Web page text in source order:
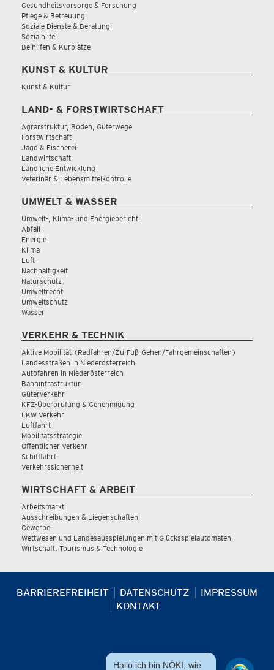
Gesundheitsvorsorge & Forschung
Pflege & Betreuung
Soziale Dienste & Beratung
Sozialhilfe
Beihilfen & Kurplätze
KUNST & KULTUR
Kunst & Kultur
LAND- & FORSTWIRTSCHAFT
Agrarstruktur, Boden, Güterwege
Forstwirtschaft
Jagd & Fischerei
Landwirtschaft
Ländliche Entwicklung
Veterinär & Lebensmittelkontrolle
UMWELT & WASSER
Umwelt-, Klima- und Energiebericht
Abfall
Energie
Klima
Luft
Nachhaltigkeit
Naturschutz
Umweltrecht
Umweltschutz
Wasser
VERKEHR & TECHNIK
Aktive Mobilität (Radfahren/Zu-Fuß-Gehen/Fahrgemeinschaften)
Landesstraßen in Niederösterreich
Autofahren in Niederösterreich
Bahninfrastruktur
Güterverkehr
KFZ-Überprüfung & Genehmigung
LKW Verkehr
Luftfahrt
Mobilitätsstrategie
Öffentlicher Verkehr
Schifffahrt
Verkehrssicherheit
WIRTSCHAFT & ARBEIT
Arbeitsmarkt
Ausschreibungen & Liegenschaften
Gewerbe
Wettwesen und Landesausspielungen mit Glücksspielautomaten
Wirtschaft, Tourismus & Technologie
BARRIEREFREIHEIT DATENSCHUTZ
IMPRESSUM
KONTAKT
Hallo ich bin NÖKI, wie